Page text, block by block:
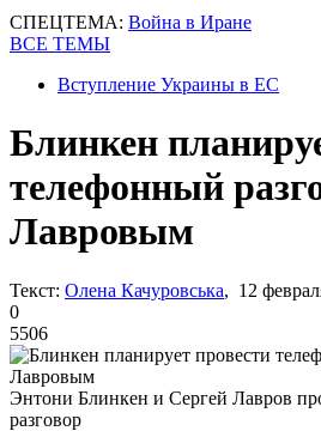
СПЕЦТЕМА: Война в Иране
ВСЕ ТЕМЫ
Вступление Украины в ЕС
Блинкен
телефонный
Лавровым
Текст: Олена Качуровська, 12
0
5506
Энтони Блинкен и Сергей Лавров
разговор